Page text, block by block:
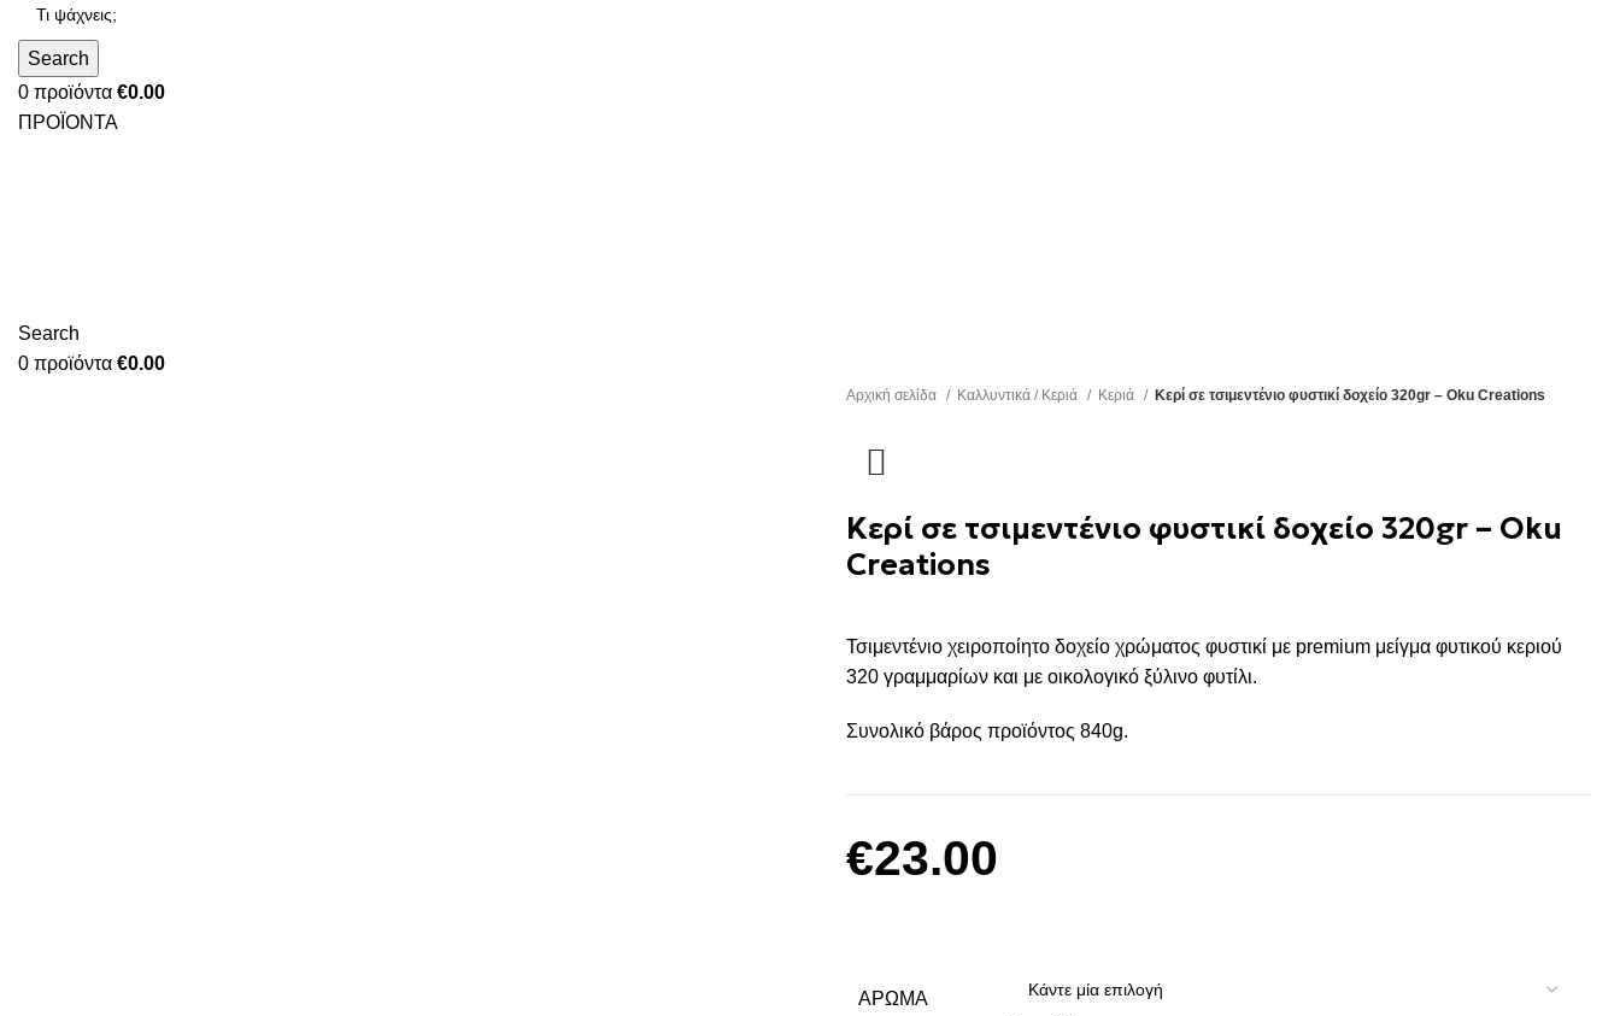
Search
0 προϊόντα €0.00
ΠΡΟΪΟΝΤΑ
Search
0 προϊόντα €0.00
Αρχική σελίδα Καλλυντικά / Κεριά Κεριά Κερί σε τσιμεντένιο φυστικί δοχείο 320gr – Oku Creations
Κερί σε τσιμεντένιο φυστικί δοχείο 320gr – Oku
Creations
Τσιμεντένιο χειροποίητο δοχείο χρώματος φυστικί με premium μείγμα φυτικού κεριού
320 γραμμαρίων και με οικολογικό ξύλινο φυτίλι.
Συνολικό βάρος προϊόντος 840g.
€23.00
ΆΡΩΜΑ